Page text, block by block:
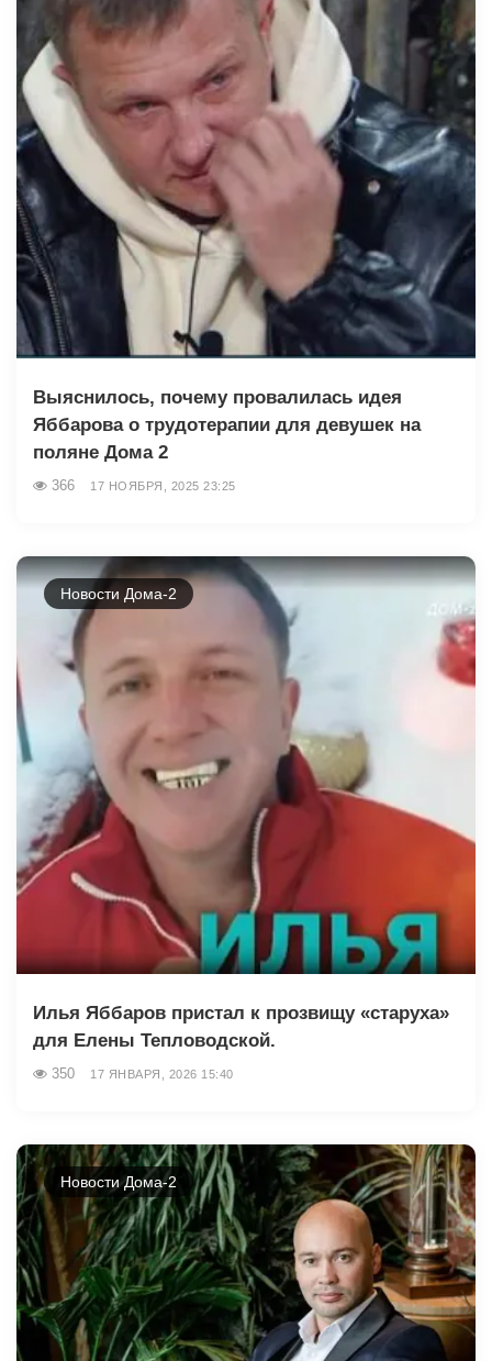
Выяснилось, почему провалилась идея
Яббарова о трудотерапии для девушек на
поляне Дома 2
366 17 НОЯБРЯ, 2025 23:25
Новости Дома-2
Илья Яббаров пристал к прозвищу «старуха»
для Елены Тепловодской.
350 17 ЯНВАРЯ, 2026 15:40
Новости Дома-2